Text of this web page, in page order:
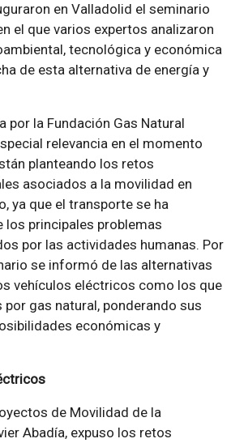
en Valladolid el seminario
el que varios expertos analizaron
tecnológica y económica
de esta alternativa de energía y
por la Fundación Gas Natural
relevancia en el momento
planteando los retos
asociados a la movilidad en
ya que el transporte se ha
los principales problemas
por las actividades humanas. Por
se informó de las alternativas
vehículos eléctricos como los que
gas natural, ponderando sus
económicas y
de Movilidad de la
Abadía, expuso los retos